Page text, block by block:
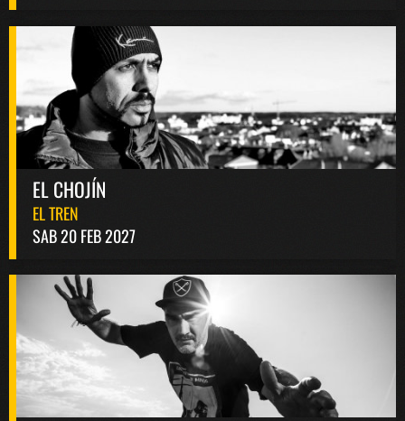
EL CHOJÍN
EL TREN
SAB 20 FEB 2027